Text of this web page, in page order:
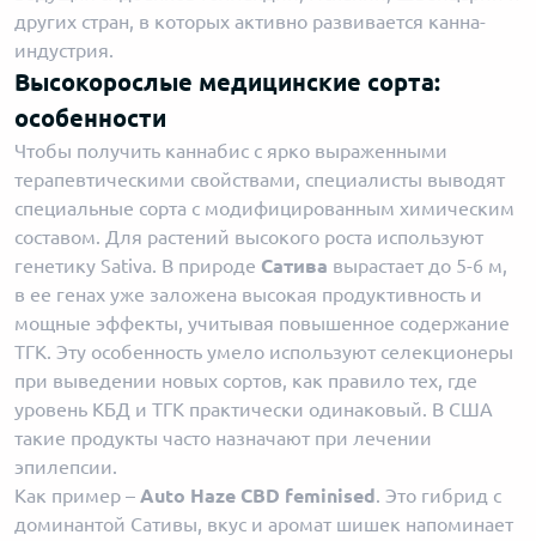
других стран, в которых активно развивается канна-
индустрия.
Высокорослые медицинские сорта:
особенности
Чтобы получить каннабис с ярко выраженными
терапевтическими свойствами, специалисты выводят
специальные сорта с модифицированным химическим
составом. Для растений высокого роста используют
генетику Sativa. В природе Сатива вырастает до 5-6 м,
в ее генах уже заложена высокая продуктивность и
мощные эффекты, учитывая повышенное содержание
ТГК. Эту особенность умело используют селекционеры
при выведении новых сортов, как правило тех, где
уровень КБД и ТГК практически одинаковый. В США
такие продукты часто назначают при лечении
эпилепсии.
Как пример – Auto Haze CBD feminised. Это гибрид с
доминантой Сативы, вкус и аромат шишек напоминает